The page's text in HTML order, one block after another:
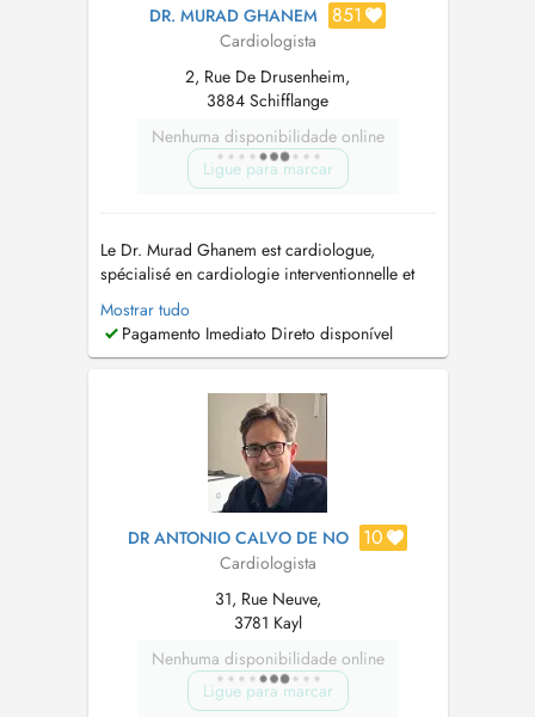
DR. MURAD GHANEM 851
Cardiologista
2, Rue De Drusenheim,
3884 Schifflange
Nenhuma disponibilidade online
Ligue para marcar
Le Dr. Murad Ghanem est cardiologue,
spécialisé en cardiologie interventionnelle et
conservatrice. Il exerce actuellement en tant que
cardiologue au Centre Hospitalier de
Luxembourg (CHL) depuis mai 2025, tout en
(fondé en septembre 2022), avec des...
Mostrar tudo
Pagamento Imediato Direto disponível
DR ANTONIO CALVO DE NO 10
Cardiologista
31, Rue Neuve,
3781 Kayl
Nenhuma disponibilidade online
Ligue para marcar